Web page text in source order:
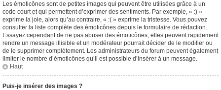
Les émoticônes sont de petites images qui peuvent être utilisées grâce à un
code court et qui permettent d’exprimer des sentiments. Par exemple, « :) »
exprime la joie, alors qu’au contraire, « :( » exprime la tristesse. Vous pouvez
consulter la liste complète des émoticônes depuis le formulaire de rédaction.
Essayez cependant de ne pas abuser des émoticônes, elles peuvent rapidement
rendre un message illisible et un modérateur pourrait décider de le modifier ou
de le supprimer complètement. Les administrateurs du forum peuvent également
limiter le nombre d’émoticônes qu’il est possible d’insérer à un message.
Haut
Puis-je insérer des images ?